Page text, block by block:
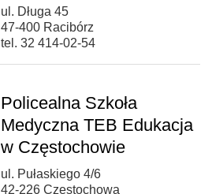
ul. Długa 45
47-400 Racibórz
tel. 32 414-02-54
Policealna Szkoła
Medyczna TEB Edukacja
w Częstochowie
ul. Pułaskiego 4/6
42-226 Częstochowa